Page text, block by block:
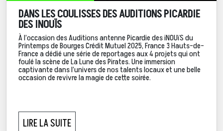
DANS LES COULISSES DES AUDITIONS PICARDIE
DES INOUÏS
À l’occasion des Auditions antenne Picardie des iNOUïS du
Printemps de Bourges Crédit Mutuel 2025, France 3 Hauts-de-
France a dédié une série de reportages aux 4 projets qui ont
foulé la scène de La Lune des Pirates. Une immersion
captivante dans l’univers de nos talents locaux et une belle
occasion de revivre la magie de cette soirée.
LIRE LA SUITE